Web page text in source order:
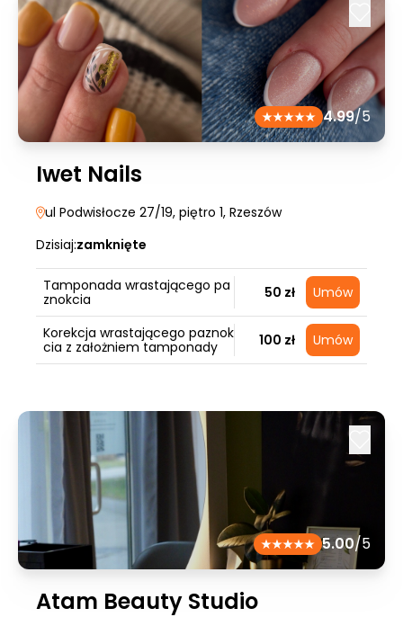
4.99/5
Iwet Nails
ul Podwisłocze 27/19, piętro 1, Rzeszów
Dzisiaj:zamknięte
Tamponada wrastającego pa
znokcia
50 zł Umów
Korekcja wrastającego paznok
cia z założniem tamponady
100 zł Umów
5.00/5
Atam Beauty Studio